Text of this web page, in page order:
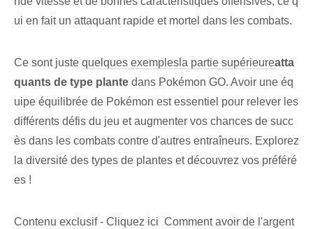
ui en fait un attaquant rapide et mortel dans les combats.
Ce sont juste quelques exemples la partie supérieureatta
quants de type plante dans Pokémon GO. Avoir une éq
uipe équilibrée de Pokémon est essentiel pour relever les
différents défis du jeu et augmenter vos chances de succ
ès dans les combats contre d'autres entraîneurs. Explorez
la diversité des types de plantes et découvrez vos préféré
es !
Contenu exclusif - Cliquez ici Comment avoir de l'argent